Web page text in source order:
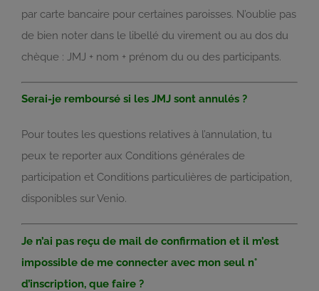
par carte bancaire pour certaines paroisses. N’oublie pas
de bien noter dans le libellé du virement ou au dos du
chèque : JMJ + nom + prénom du ou des participants.
Serai-je remboursé si les JMJ sont annulés ?
Pour toutes les questions relatives à l’annulation, tu
peux te reporter aux Conditions générales de
participation et Conditions particulières de participation,
disponibles sur Venio.
Je n’ai pas reçu de mail de confirmation et il m’est
impossible de me connecter avec mon seul n°
d’inscription, que faire ?